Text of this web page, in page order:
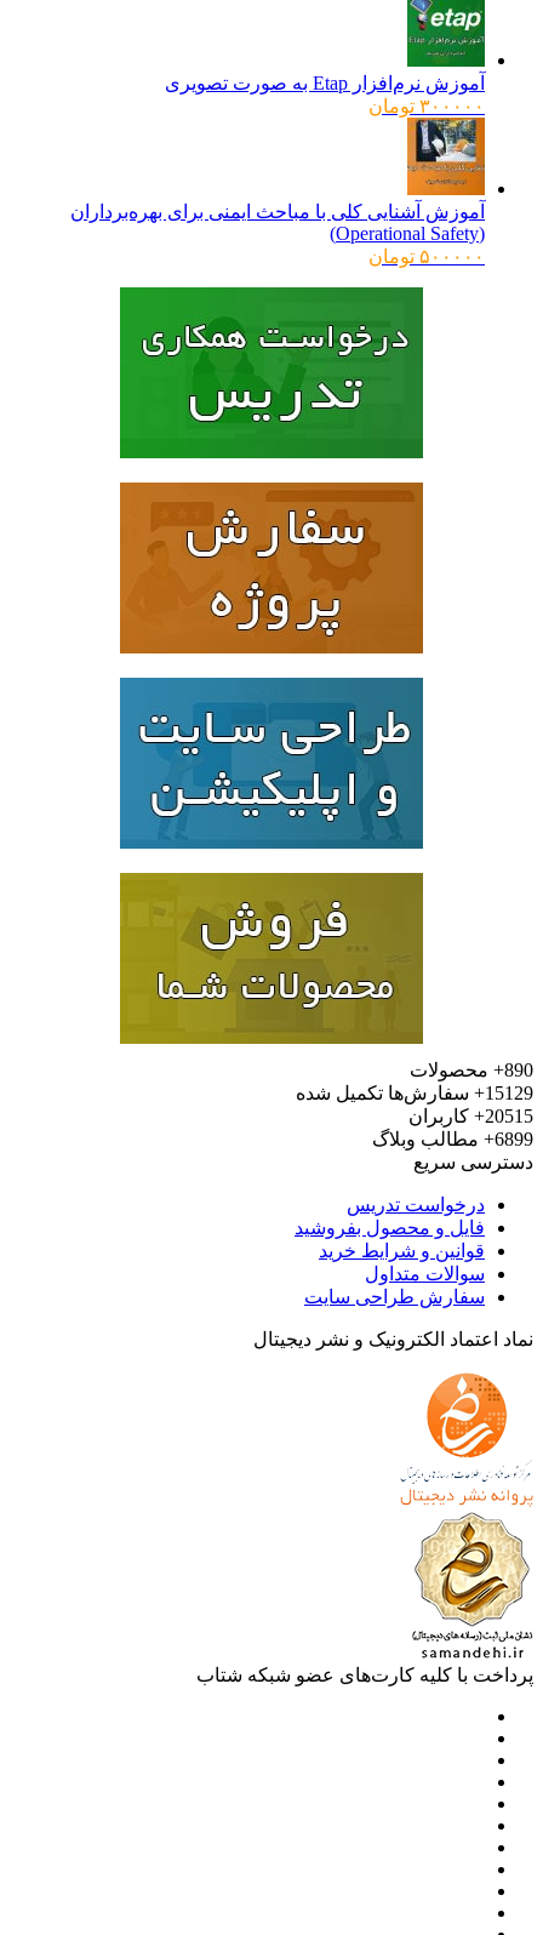
آموزش نرم‌افزار Etap به صورت تصویری
۳۰۰۰۰۰ تومان
آموزش آشنایی کلی با مباحث ایمنی برای بهره‌برداران
۵۰۰۰۰۰ تومان
محصولات
سفارش‌ها تکمیل شده
کاربران
مطالب وبلاگ
سریع
درخواست تدریس
فایل و محصول بفروشید
قوانین و شرایط خرید
سوالات متداول
سفارش طراحی سایت
اعتماد الکترونیک و نشر دیجیتال
با کلیه کارت‌های عضو شبکه شتاب